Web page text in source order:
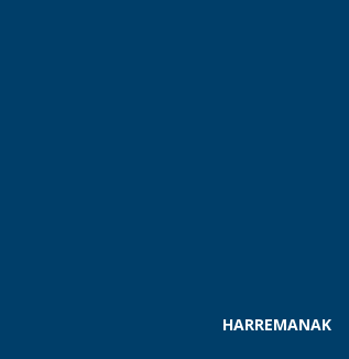
HARREMANAK